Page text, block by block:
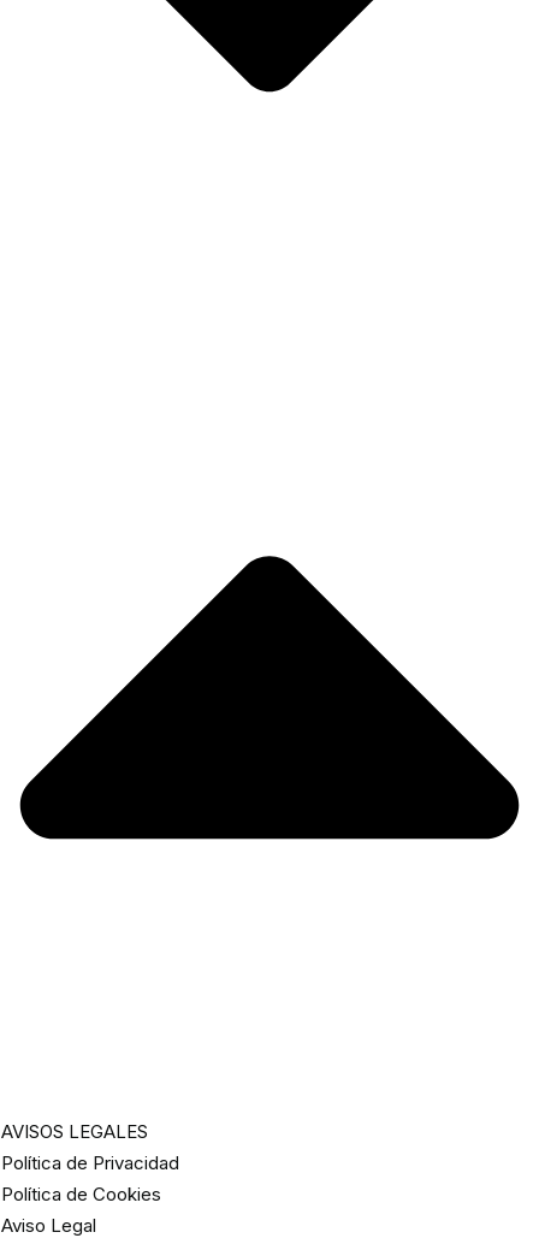
AVISOS LEGALES
Política de Privacidad
Política de Cookies
Aviso Legal